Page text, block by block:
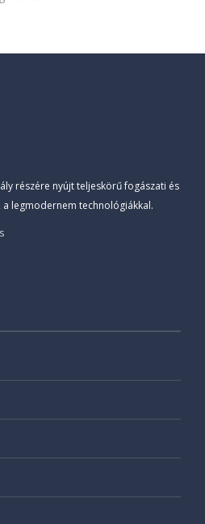
részére nyújt teljeskörű fogászati és
legmodernem technológiákkal.